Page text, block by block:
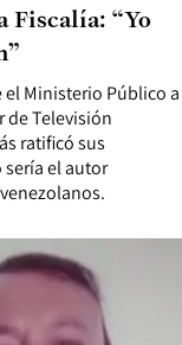
Ministerio Público a
de Televisión
ratificó sus
sería el autor
Fiscalía: “Yo